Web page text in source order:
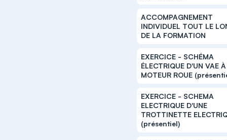
ACCOMPAGNEMENT
INDIVIDUEL TOUT LE
DE LA FORMATION
EXERCICE - SCHÉMA
ÉLECTRIQUE D'UN VAE À
MOTEUR ROUE
EXERCICE - SCHEMA
ELECTRIQUE D'UNE
TROTTINETTE
(présentiel)